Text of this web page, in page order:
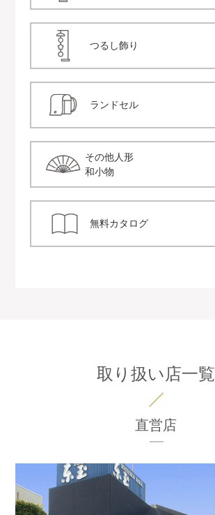
つるし飾り
ランドセル
その他人形
和小物
無料カタログ
取り扱い店一覧
直営店